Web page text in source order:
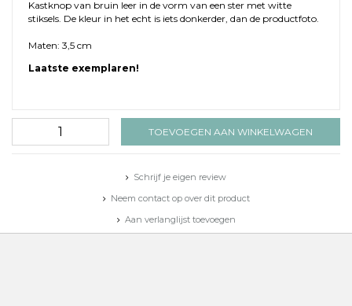
Kastknop van bruin leer in de vorm van een ster met witte
stiksels. De kleur in het echt is iets donkerder, dan de productfoto.
Maten: 3,5 cm
Laatste exemplaren!
TOEVOEGEN AAN WINKELWAGEN
Schrijf je eigen review
Neem contact op over dit product
Aan verlanglijst toevoegen